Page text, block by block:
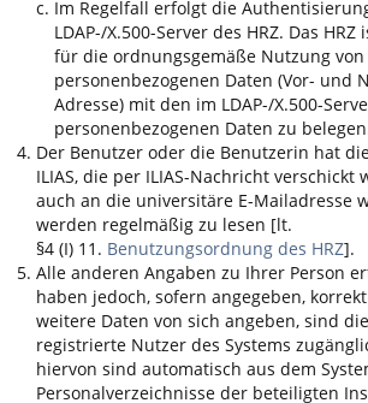
Im Regelfall erfolgt die
LDAP-/X.500-Server des HRZ. Das
für die ordnungsgemäße Nutzung von
personenbezogenen Daten (Vor- und
Adresse) mit den im LDAP-/X.500-
personenbezogenen Daten zu
Der Benutzer oder die Benutzerin hat
ILIAS, die per ILIAS-Nachricht verschickt
auch an die universitäre E-Mailadresse
werden regelmäßig zu lesen [lt.
§4 (I) 11. Benutzungsordnung des HRZ].
Alle anderen Angaben zu Ihrer Person
haben jedoch, sofern angegeben,
weitere Daten von sich angeben, sind
registrierte Nutzer des Systems
hiervon sind automatisch aus dem
Personalverzeichnisse der beteiligten